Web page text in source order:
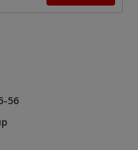
56